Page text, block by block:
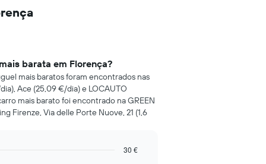
barata em Florença?
mais baratos foram encontrados nas
Ace (25,09 €/dia) e LOCAUTO
mais barato foi encontrado na GREEN
Firenze, Via delle Porte Nuove, 21 (1,6
30 €